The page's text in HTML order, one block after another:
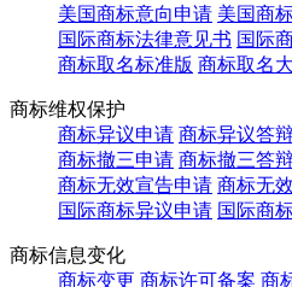
美国商标意向申请 美国商
国际商标法律意见书 国际
商标取名标准版 商标取名
商标维权保护
商标异议申请 商标异议答
商标撤三申请 商标撤三答
商标无效宣告申请 商标无
国际商标异议申请 国际商
商标信息变化
商标变更 商标许可备案 商